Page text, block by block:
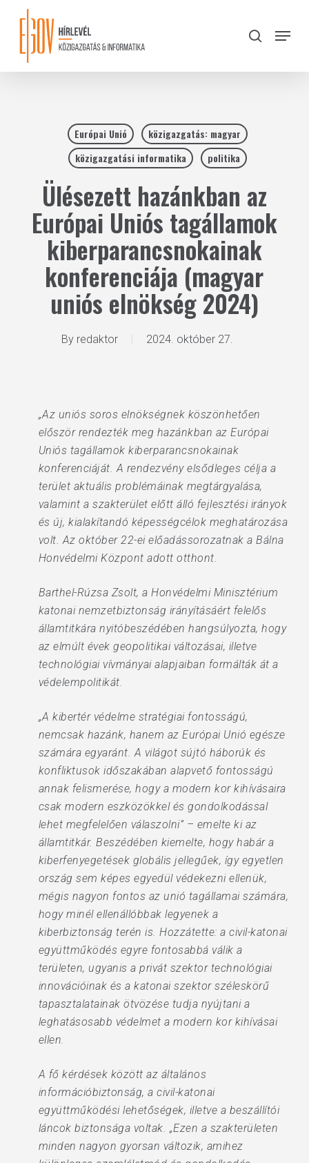
content
search
Menu
Európai Unió
közigazgatás: magyar
közigazgatási informatika
politika
Ülésezett hazánkban az
Európai Uniós tagállamok
kiberparancsnokainak
konferenciája (magyar
uniós elnökség 2024)
By redaktor 2024. október 27.
„Az uniós soros elnökségnek köszönhetően
először rendezték meg hazánkban az Európai
Uniós tagállamok kiberparancsnokainak
konferenciáját. A rendezvény elsődleges célja a
terület aktuális problémáinak megtárgyalása,
valamint a szakterület előtt álló fejlesztési irányok
és új, kialakítandó képességcélok meghatározása
volt. Az október 22-ei előadássorozatnak a Bálna
Honvédelmi Központ adott otthont.
Barthel-Rúzsa Zsolt, a Honvédelmi Minisztérium
katonai nemzetbiztonság irányításáért felelős
államtitkára nyitóbeszédében hangsúlyozta, hogy
az elmúlt évek geopolitikai változásai, illetve
technológiai vívmányai alapjaiban formálták át a
védelempolitikát.
„A kibertér védelme stratégiai fontosságú,
nemcsak hazánk, hanem az Európai Unió egésze
számára egyaránt. A világot sújtó háborúk és
konfliktusok időszakában alapvető fontosságú
annak felismerése, hogy a modern kor kihívásaira
csak modern eszközökkel és gondolkodással
lehet megfelelően válaszolni” – emelte ki az
államtitkár. Beszédében kiemelte, hogy habár a
kiberfenyegetések globális jellegűek, így egyetlen
ország sem képes egyedül védekezni ellenük,
mégis nagyon fontos az unió tagállamai számára,
hogy minél ellenállóbbak legyenek a
kiberbiztonság terén is. Hozzátette: a civil-katonai
együttműködés egyre fontosabbá válik a
területen, ugyanis a privát szektor technológiai
innovációinak és a katonai szektor széleskörű
tapasztalatainak ötvözése tudja nyújtani a
leghatásosabb védelmet a modern kor kihívásai
ellen.
A fő kérdések között az általános
információbiztonság, a civil-katonai
együttműködési lehetőségek, illetve a beszállítói
láncok biztonsága voltak. „Ezen a szakterületen
minden nagyon gyorsan változik, amihez
Close